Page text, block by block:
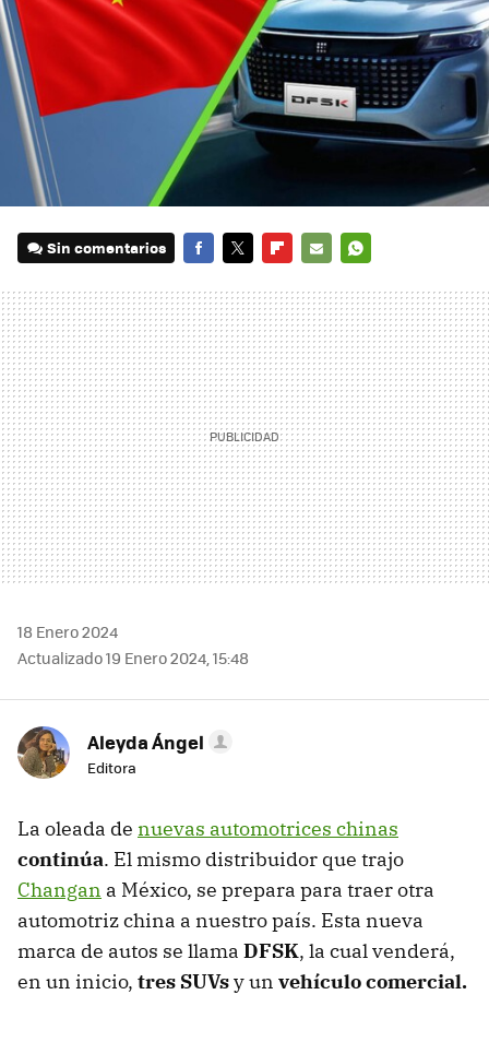
Sin comentarios
MAIL
18 Enero 2024
Actualizado 19 Enero 2024, 15:48
Aleyda Ángel
Editora
La oleada de nuevas automotrices chinas
continúa. El mismo distribuidor que trajo
Changan a México, se prepara para traer otra
automotriz china a nuestro país. Esta nueva
marca de autos se llama DFSK, la cual venderá,
en un inicio, tres SUVsy un vehículo comercial.